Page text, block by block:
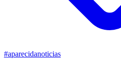
#aparecidanoticias